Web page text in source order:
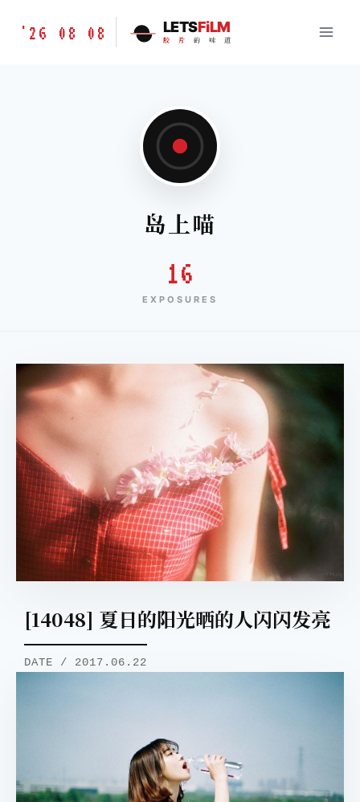
胶
'26 08 08 LETSFiLM
胶 片 的 味 道
岛上喵
16
EXPOSURES
[14048] 夏日的阳光晒的人闪闪发亮
DATE / 2017.06.22